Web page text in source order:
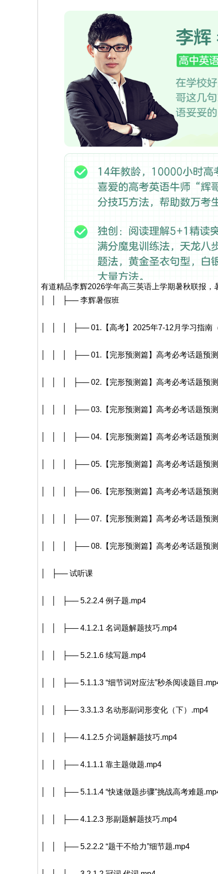
有道精品李辉2026学年高三英语上学期暑秋联报
│ │ ├── 李辉暑假班
│ │ │ ├── 01.【高考】2025年7-12月学习指南
│ │ │ ├── 01.【完形预测篇】高考必考话题预
│ │ │ ├── 02.【完形预测篇】高考必考话题预
│ │ │ ├── 03.【完形预测篇】高考必考话题预
│ │ │ ├── 04.【完形预测篇】高考必考话题预
│ │ │ ├── 05.【完形预测篇】高考必考话题预
│ │ │ ├── 06.【完形预测篇】高考必考话题预
│ │ │ ├── 07.【完形预测篇】高考必考话题预
│ │ │ ├── 08.【完形预测篇】高考必考话题预
│ ├── 试听课
│ │ ├── 5.2.2.4 例子题.mp4
│ │ ├── 4.1.2.1 名词题解题技巧.mp4
│ │ ├── 5.2.1.6 续写题.mp4
│ │ ├── 5.1.1.3 “细节词对应法”秒杀阅读题目
│ │ ├── 3.3.1.3 名动形副词形变化（下）.mp4
│ │ ├── 4.1.2.5 介词题解题技巧.mp4
│ │ ├── 4.1.1.1 靠主题做题.mp4
│ │ ├── 5.1.1.4 “快速做题步骤”挑战高考难题
│ │ ├── 4.1.2.3 形副题解题技巧.mp4
│ │ ├── 5.2.2.2 “题干不给力”细节题.mp4